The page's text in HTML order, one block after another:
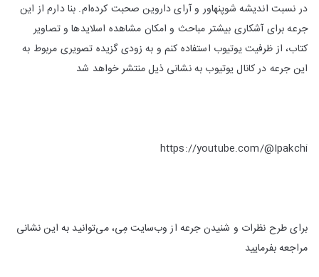
در نسبت اندیشه شوپنهاور و آرای داروین صحبت کرده‌ام. بنا دارم از این
جرعه برای آشکاری بیشتر مباحث و امکان مشاهده اسلایدها و تصاویر
کتاب، از ظرفیت یوتیوب استفاده کنم و به زودی گزیده تصویری مربوط به
این جرعه در کانال یوتیوب به نشانی ذیل منتشر خواهد شد
https://youtube.com/@Ipakchi
برای طرح نظرات و شنیدن جرعه از وب‌سایت مِی، می‌توانید به این نشانی
مراجعه بفرمایید